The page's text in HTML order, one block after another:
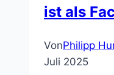
ist als
VonPhilipp
Juli 2025